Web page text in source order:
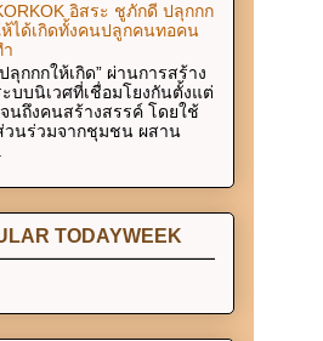
อิสระ ชูภักดี ปลุกกก
ห้ได้เกิดทั้งคนปลูกคนทอคน
ลุกกกให้เกิด” ผ่านการสร้าง
บบนิเวศที่เชื่อมโยงกันตั้งแต่
นถึงคนสร้างสรรค์ โดยใช้
วนร่วมจากชุมชน ผสาน
TODAYWEEK